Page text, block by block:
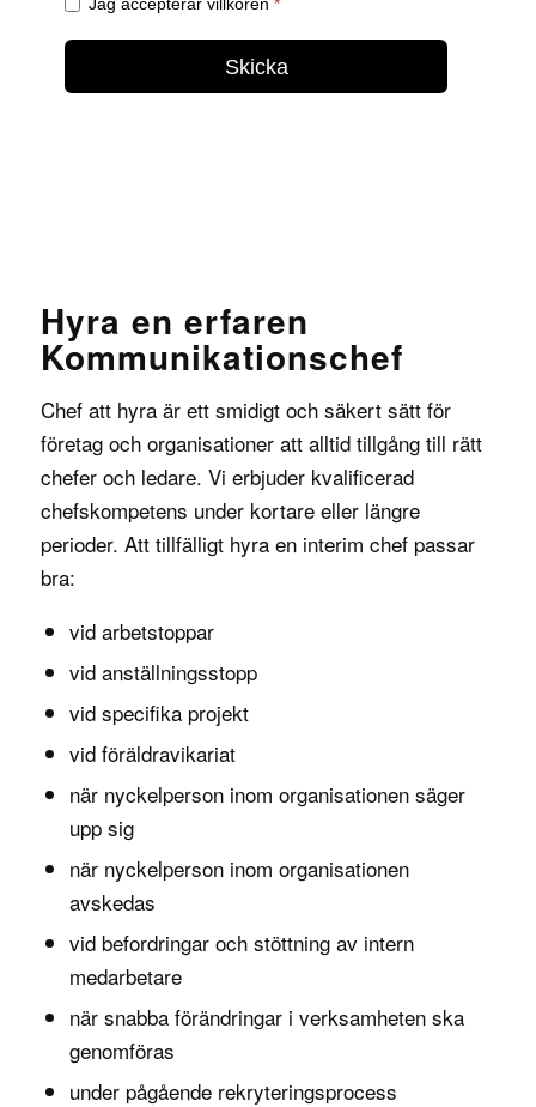
Hyra en erfaren
Kommunikationschef
Chef att hyraär ett smidigt och säkert sätt för
företag och organisationer att alltid tillgång till rätt
chefer och ledare. Vi erbjuder kvalificerad
chefskompetens under kortare eller längre
perioder. Att tillfälligt hyra en interim chef passar
bra:
vid arbetstoppar
vid anställningsstopp
vid specifika projekt
vid föräldravikariat
när nyckelperson inom organisationen säger
upp sig
när nyckelperson inom organisationen
avskedas
vid befordringar och stöttning av intern
medarbetare
när snabba förändringar i verksamheten ska
genomföras
under pågående rekryteringsprocess